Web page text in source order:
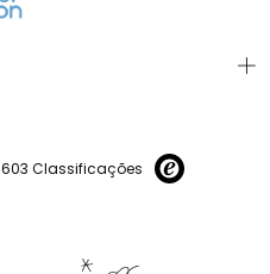
603 Classificações